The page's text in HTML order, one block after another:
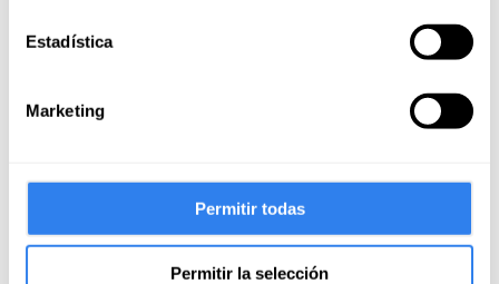
Estadística
Marketing
Permitir todas
Permitir la selección
125 € Reservar
27 Ago de 09:00 a 15:00
Confirmada,3 plazas disponibles